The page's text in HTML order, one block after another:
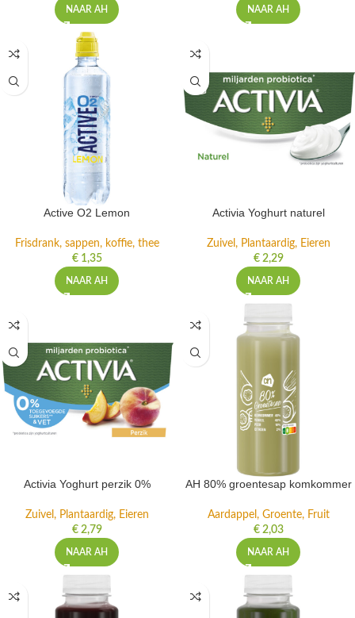
€ 1,35
NAAR AH
€ 1,35
NAAR AH
Frisdrank, sappen, koffie, thee
€ 1,35
NAAR AH
Zuivel, Plantaardig, Eieren
€ 2,29
NAAR AH
Zuivel, Plantaardig, Eieren
€ 2,79
NAAR AH
Aardappel, Groente, Fruit
€ 2,03
NAAR AH